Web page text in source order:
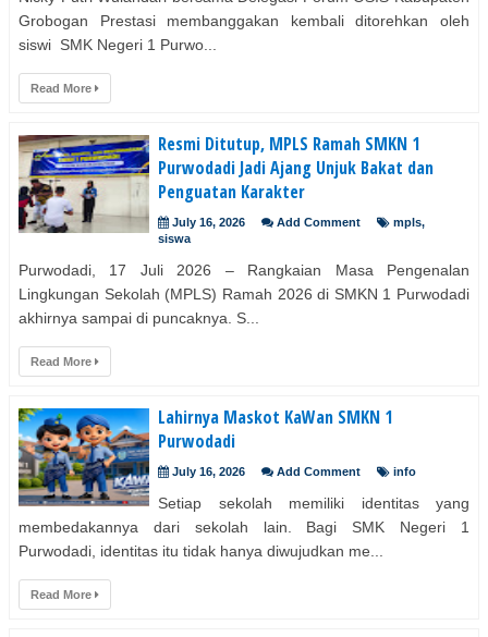
Grobogan Prestasi membanggakan kembali ditorehkan oleh
siswi SMK Negeri 1 Purwo...
Read More
Resmi Ditutup, MPLS Ramah SMKN 1
Purwodadi Jadi Ajang Unjuk Bakat dan
Penguatan Karakter
July 16, 2026 Add Comment mpls,
siswa
Purwodadi, 17 Juli 2026 – Rangkaian Masa Pengenalan
Lingkungan Sekolah (MPLS) Ramah 2026 di SMKN 1 Purwodadi
akhirnya sampai di puncaknya. S...
Read More
Lahirnya Maskot KaWan SMKN 1
Purwodadi
July 16, 2026 Add Comment info
Setiap sekolah memiliki identitas yang
membedakannya dari sekolah lain. Bagi SMK Negeri 1
Purwodadi, identitas itu tidak hanya diwujudkan me...
Read More